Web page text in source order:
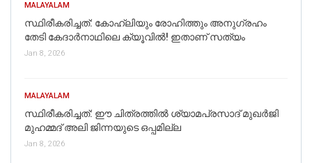
MALAYALAM
സ്ഥിരീകരിച്ചത്: കോഹ്‌ലിയും രോഹിത്തും അനുഗ്രഹം
തേടി കേദാര്‍നാഥിലെ ക്യൂവില്‍! ഇതാണ് സത്യം
Jan 8, 2026
MALAYALAM
സ്ഥിരീകരിച്ചത്: ഈ ചിത്രത്തില്‍ ശ്യാമപ്രസാദ് മുഖര്‍ജി
മുഹമ്മദ് അലി ജിന്നയുടെ ഒപ്പമില്ല
Jan 8, 2026